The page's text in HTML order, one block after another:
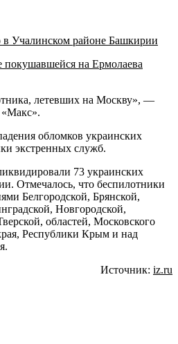
в Учалинском районе Башкирии
покушавшейся на Ермолаева
летевших на Москву», —
«Макс».
обломков украинских
экстренных служб.
73 украинских
Отмечалось, что беспилотники
Белгородской, Брянской,
Новгородской,
областей, Московского
Республики Крым и над
Источник: iz.ru